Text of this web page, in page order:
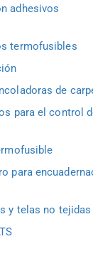
adhesivos
termofusibles
de
para el control
para
y telas no tejidas